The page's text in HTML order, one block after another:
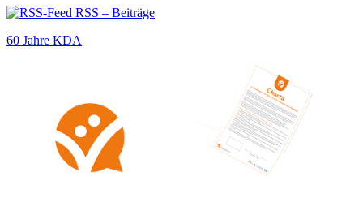
RSS – Beiträge
60 Jahre KDA